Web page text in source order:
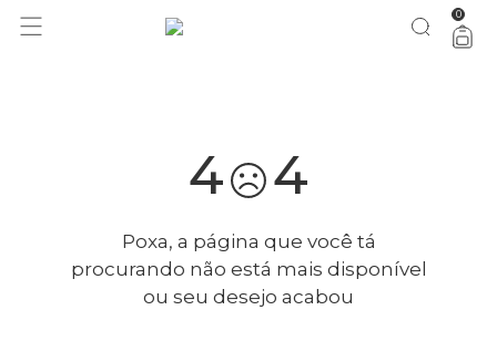
bazar FARM Rio: tudo 50% OFF 0
4 4
Poxa, a página que você tá
procurando não está mais disponível
ou seu desejo acabou